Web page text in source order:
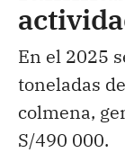
En el 2025
toneladas
colmena,
S/490 000.